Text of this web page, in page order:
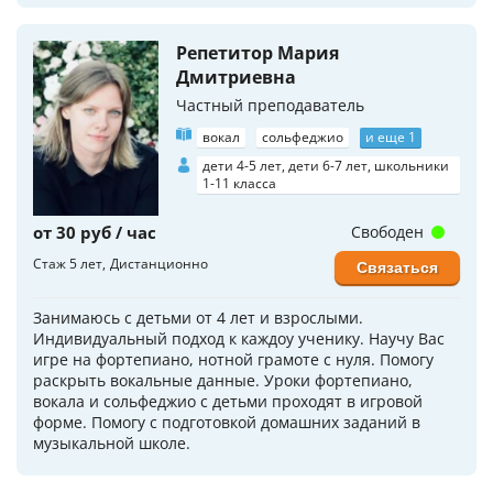
Репетитор Мария
Дмитриевна
Частный преподаватель
вокал сольфеджио
и еще 1
дети 4-5 лет, дети 6-7 лет, школьники
1-11 класса
от 30 руб / час
Стаж 5 лет Дистанционно
Занимаюсь с детьми от 4 лет и взрослыми.
Индивидуальный подход к каждоу ученику. Научу Вас
игре на фортепиано, нотной грамоте с нуля. Помогу
раскрыть вокальные данные. Уроки фортепиано,
вокала и сольфеджио с детьми проходят в игровой
форме. Помогу с подготовкой домашних заданий в
музыкальной школе.
Свободен
Связаться